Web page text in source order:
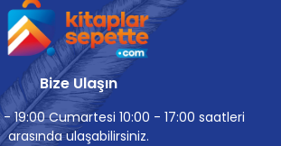
Bize Ulaşın
19:00 Cumartesi 10:00 - 17:00 saatleri
arasında ulaşabilirsiniz.